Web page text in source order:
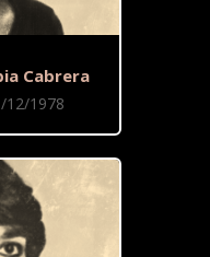
Cabrera
12/1978